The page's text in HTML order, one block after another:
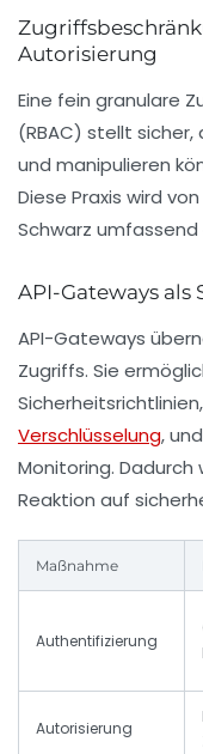
Autorisierung
Eine fein granulare
(RBAC) stellt
und manipulieren
Diese Praxis wird
Schwarz
API-Gateways als
API-Gateways
Zugriffs. Sie
Verschlüsselung,
Monitoring.
Reaktion auf
Maßnahme
Authentifizierung
Autorisierung